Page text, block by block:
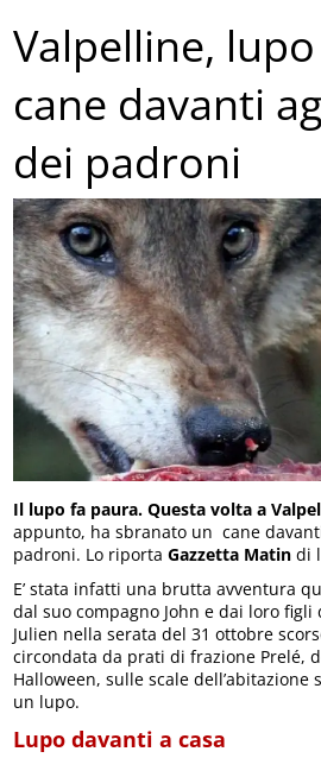
Valpelline,
cane davanti
dei padroni
Il lupo fa paura. Questa volta a
appunto, ha sbranato un cane
padroni. Lo riportaGazzetta Matin di
E’ stata infatti una brutta avventura
dal suo compagno John e dai loro
Julien nella serata del 31 ottobre
circondata da prati di frazione Prelé,
Halloween, sulle scale dell’abitazione
un lupo.
Lupo davanti a casa